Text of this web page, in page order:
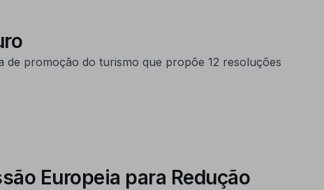
de promoção do turismo que propõe 12 resoluções
Europeia para Redução